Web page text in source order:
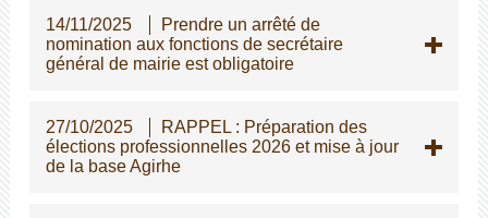
14/11/2025
Prendre un arrêté de
nomination aux fonctions de secrétaire
général de mairie est obligatoire
27/10/2025
RAPPEL : Préparation des
élections professionnelles 2026 et mise à jour
de la base Agirhe